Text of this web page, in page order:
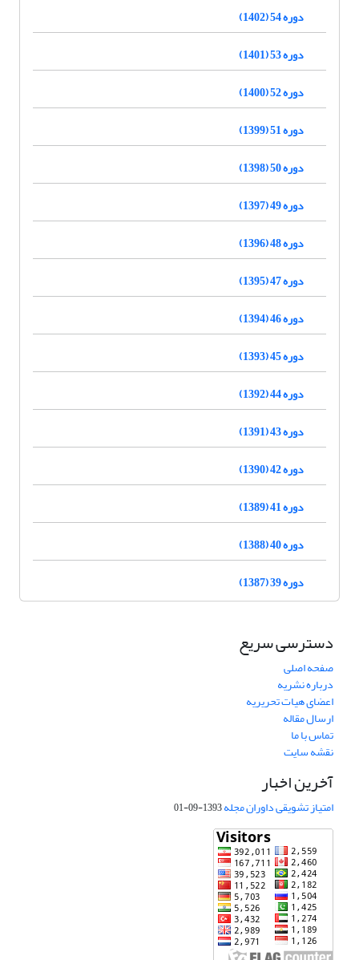
دوره 54 (1402)
دوره 53 (1401)
دوره 52 (1400)
دوره 51 (1399)
دوره 50 (1398)
دوره 49 (1397)
دوره 48 (1396)
دوره 47 (1395)
دوره 46 (1394)
دوره 45 (1393)
دوره 44 (1392)
دوره 43 (1391)
دوره 42 (1390)
دوره 41 (1389)
دوره 40 (1388)
دوره 39 (1387)
دسترسی سریع
صفحه اصلی
درباره نشریه
اعضای هیات تحریریه
ارسال مقاله
تماس با ما
نقشه سایت
آخرین اخبار
امتیاز تشویقی داوران مجله1393-09-01